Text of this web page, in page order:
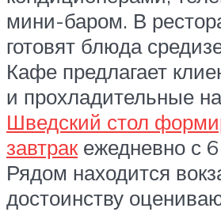
мини-баром. В
готовят блюда
Кафе предлагает
и прохладительные
Шведский стол
завтракежедневно с 6
Рядом находится
достоинству